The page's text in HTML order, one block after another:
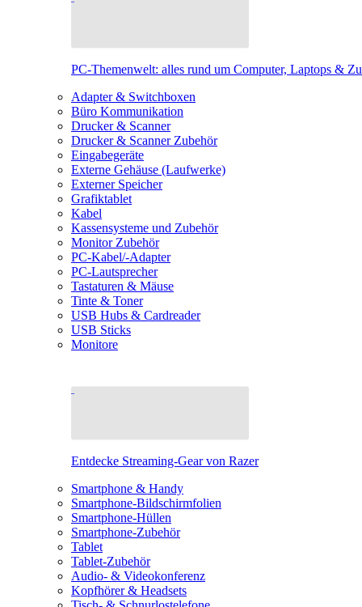
PC-Themenwelt: alles rund um Computer, Laptops &
Adapter & Switchboxen
Büro Kommunikation
Drucker & Scanner
Drucker & Scanner Zubehör
Eingabegeräte
Externe Gehäuse (Laufwerke)
Externer Speicher
Grafiktablet
Kabel
Kassensysteme und Zubehör
Monitor Zubehör
PC-Kabel/-Adapter
PC-Lautsprecher
Tastaturen & Mäuse
Tinte & Toner
USB Hubs & Cardreader
USB Sticks
Monitore
Entdecke Streaming-Gear von Razer
Smartphone & Handy
Smartphone-Bildschirmfolien
Smartphone-Hüllen
Smartphone-Zubehör
Tablet
Tablet-Zubehör
Audio- & Videokonferenz
Kopfhörer & Headsets